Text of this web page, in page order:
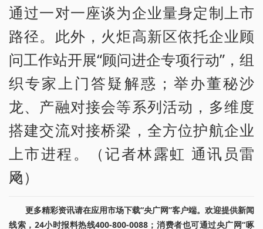
通过一对一座谈为企业量身定制上市
路径。此外，火炬高新区依托企业顾
问工作站开展“顾问进企专项行动”，组
织专家上门答疑解惑；举办董秘沙
龙、产融对接会等系列活动，多维度
搭建交流对接桥梁，全方位护航企业
上市进程。（记者林露虹 通讯员雷
飏）
更多精彩资讯请在应用市场下载“央广网”客户端。欢迎提供新闻
线索，24小时报料热线400-800-0088；消费者也可通过央广网“啄